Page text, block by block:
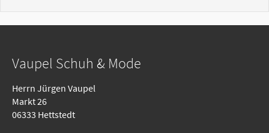
Vaupel Schuh & Mode
Herrn Jürgen Vaupel
Markt 26
06333 Hettstedt